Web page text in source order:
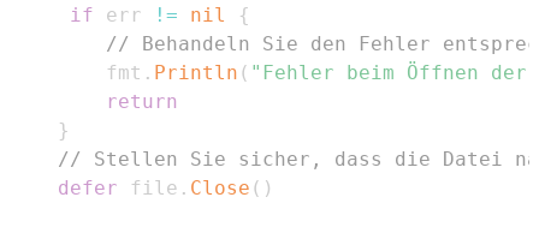
if err != nil
{
// Behandeln Sie den Fehler
		fmt
. Println ( "Fehler beim Öffnen
return
}
// Stellen Sie sicher, dass die Datei
defer file . Close ( )